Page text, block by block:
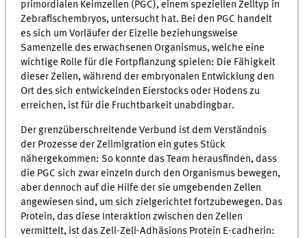
primordialen Keimzellen (PGC), einem speziellen Zelltyp in
Zebrafischembryos, untersucht hat. Bei den PGC handelt
es sich um Vorläufer der Eizelle beziehungsweise
Samenzelle des erwachsenen Organismus, welche eine
wichtige Rolle für die Fortpflanzung spielen: Die Fähigkeit
dieser Zellen, während der embryonalen Entwicklung den
Ort des sich entwickelnden Eierstocks oder Hodens zu
erreichen, ist für die Fruchtbarkeit unabdingbar.
Der grenzüberschreitende Verbund ist dem Verständnis
der Prozesse der Zellmigration ein gutes Stück
nähergekommen: So konnte das Team herausfinden, dass
die PGC sich zwar einzeln durch den Organismus bewegen,
aber dennoch auf die Hilfe der sie umgebenden Zellen
angewiesen sind, um sich zielgerichtet fortzubewegen. Das
Protein, das diese Interaktion zwischen den Zellen
vermittelt, ist das Zell-Zell-Adhäsions Protein E-cadherin: